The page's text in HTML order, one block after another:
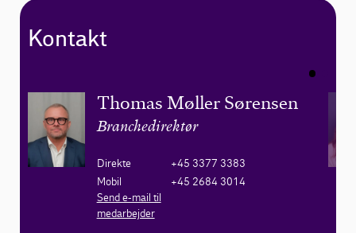
Kontakt
Thomas Møller Sørensen
Branchedirektør
Direkte
+45 3377 3383
Mobil
+45 2684 3014
Send e-mail til
medarbejder